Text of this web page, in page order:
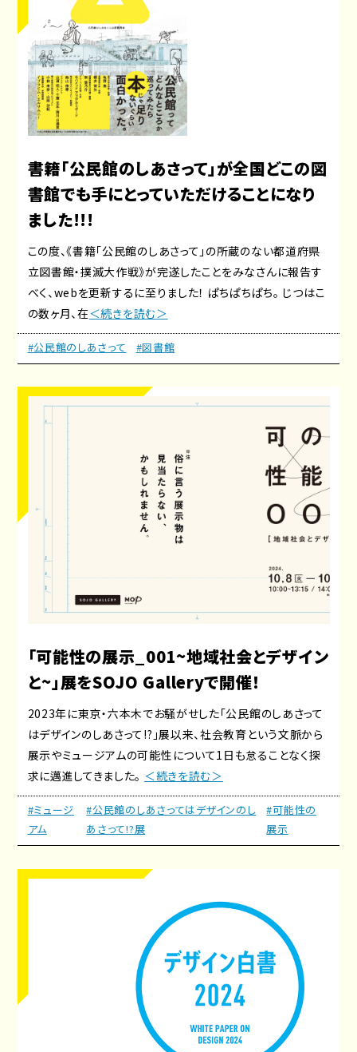
書籍「公民館のしあさって」が全国どこの図
書館でも手にとっていただけることになり
ました!!!
この度、《書籍「公民館のしあさって」の所蔵のない都道府県
立図書館・撲滅大作戦》が完遂したことをみなさんに報告す
べく、webを更新するに至りました！ ぱちぱちぱち。 じつはこ
の数ヶ月、在＜続きを読む＞
#公民館のしあさって #図書館
「可能性の展示_001~地域社会とデザイン
と~」展をSOJO Galleryで開催！
2023年に東京・六本木でお騒がせした「公民館のしあさって
はデザインのしあさって!?」展以来、社会教育という文脈から
展示やミュージアムの可能性について1日も怠ることなく探
求に邁進してきました。 ＜続きを読む＞
#ミュージ
アム
#公民館のしあさってはデザインのし
あさって!?展
#可能性の
展示